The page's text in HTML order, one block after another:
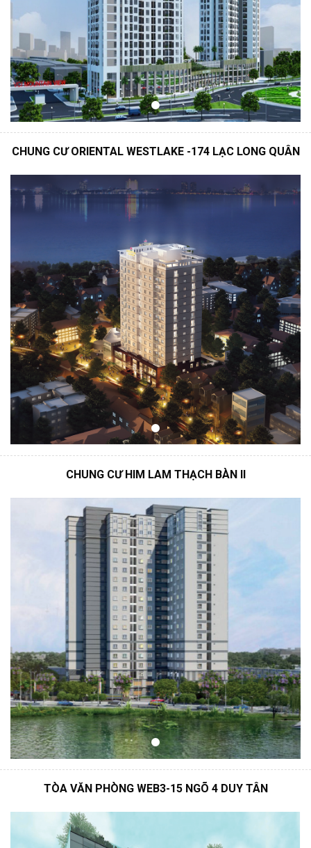
CHUNG CƯ ORIENTAL WESTLAKE -174 LẠC LONG QUÂN
CHUNG CƯ HIM LAM THẠCH BÀN II
TÒA VĂN PHÒNG WEB3-15 NGÕ 4 DUY TÂN